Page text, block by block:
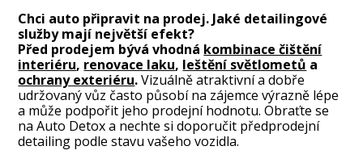
Chci auto připravit na prodej. Jaké detailingové
služby mají největší efekt?
Před prodejem bývá vhodná kombinace čištění
interiéru, renovace laku, leštění světlometů a
ochrany exteriéru.Vizuálně atraktivní a dobře
udržovaný vůz často působí na zájemce výrazně lépe
a může podpořit jeho prodejní hodnotu. Obraťte se
na Auto Detox a nechte si doporučit předprodejní
detailing podle stavu vašeho vozidla.